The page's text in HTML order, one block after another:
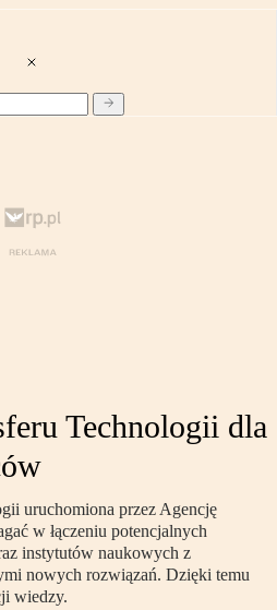
Technologii dla
uruchomiona przez Agencję
w łączeniu potencjalnych
instytutów naukowych z
nowych rozwiązań. Dzięki temu
wiedzy.